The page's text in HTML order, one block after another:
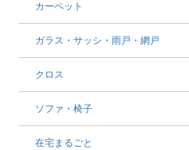
カーペット
ガラス・サッシ・雨戸・網戸
クロス
ソファ・椅子
在宅まるごと